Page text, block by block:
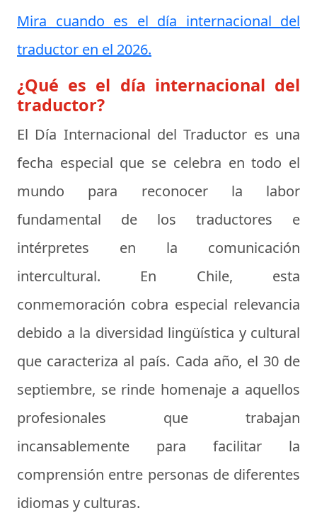
Mira cuando es el día internacional del
traductor en el 2026.
¿Qué es el día internacional del
traductor?
El Día Internacional del Traductor es una
fecha especial que se celebra en todo el
mundo para reconocer la labor
fundamental de los traductores e
intérpretes en la comunicación
intercultural. En Chile, esta
conmemoración cobra especial relevancia
debido a la diversidad lingüística y cultural
que caracteriza al país. Cada año, el 30 de
septiembre, se rinde homenaje a aquellos
profesionales que trabajan
incansablemente para facilitar la
comprensión entre personas de diferentes
idiomas y culturas.